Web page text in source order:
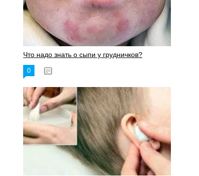
Что надо знать о сыпи у грудничков?
0